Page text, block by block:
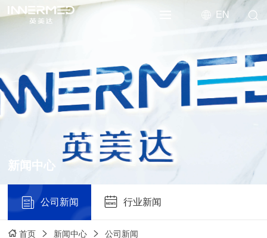
EN
新闻中心
公司新闻 行业新闻
首页 新闻中心 公司新闻